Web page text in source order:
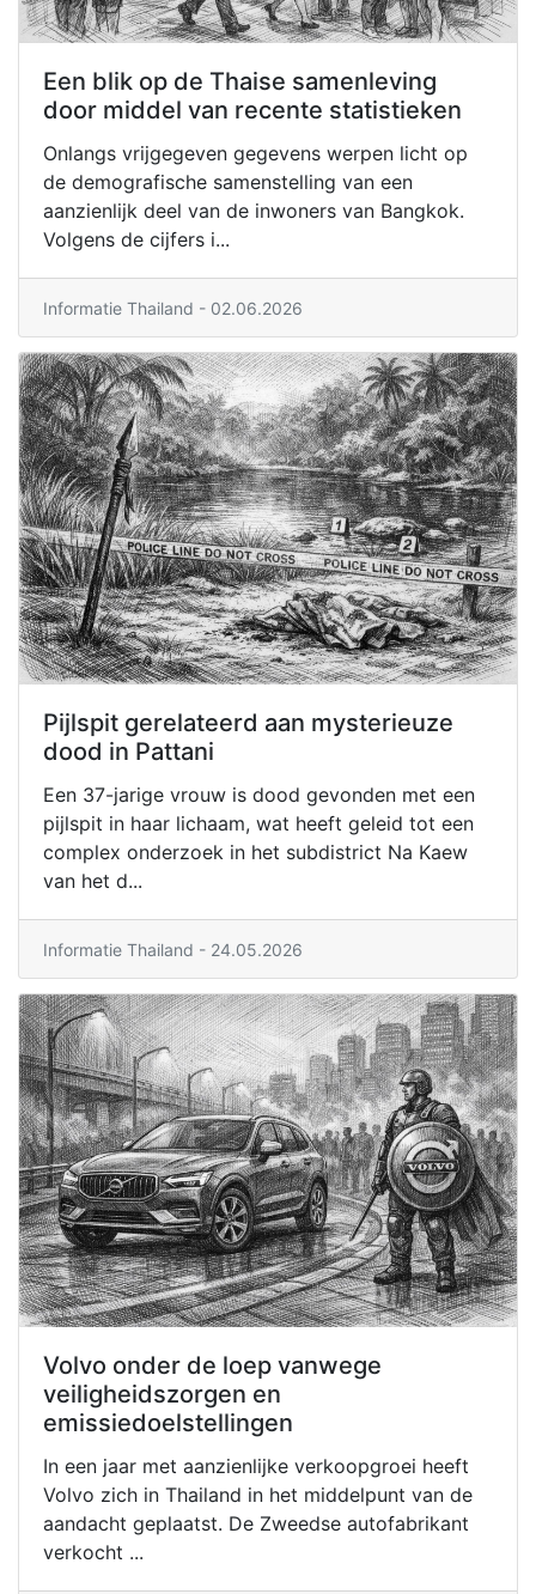
Een blik op de Thaise samenleving
door middel van recente statistieken
Onlangs vrijgegeven gegevens werpen licht op
de demografische samenstelling van een
aanzienlijk deel van de inwoners van Bangkok.
Volgens de cijfers i...
Informatie Thailand - 02.06.2026
Pijlspit gerelateerd aan mysterieuze
dood in Pattani
Een 37-jarige vrouw is dood gevonden met een
pijlspit in haar lichaam, wat heeft geleid tot een
complex onderzoek in het subdistrict Na Kaew
van het d...
Informatie Thailand - 24.05.2026
Volvo onder de loep vanwege
veiligheidszorgen en
emissiedoelstellingen
In een jaar met aanzienlijke verkoopgroei heeft
Volvo zich in Thailand in het middelpunt van de
aandacht geplaatst. De Zweedse autofabrikant
verkocht ...